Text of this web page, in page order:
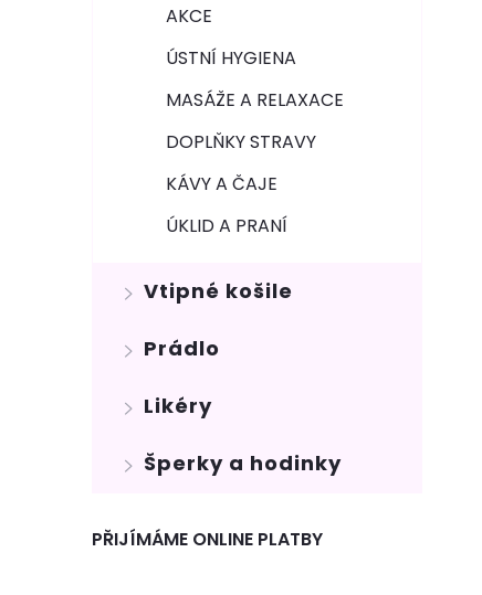
AKCE
ÚSTNÍ HYGIENA
MASÁŽE A RELAXACE
DOPLŇKY STRAVY
KÁVY A ČAJE
ÚKLID A PRANÍ
Vtipné košile
Prádlo
Likéry
Šperky a hodinky
PŘIJÍMÁME ONLINE PLATBY